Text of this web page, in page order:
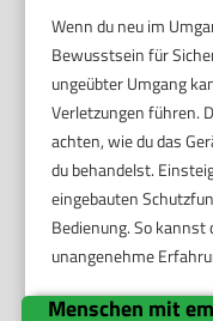
Wenn du neu im
Bewusstsein für
ungeübter Umgang
Verletzungen führen.
achten, wie du das
du behandelst.
eingebauten
Bedienung. So
unangenehme
Menschen mit